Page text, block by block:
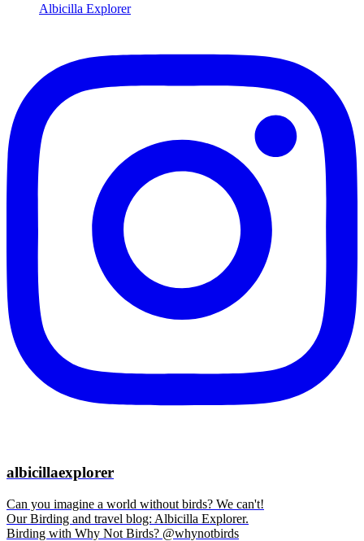
Albicilla Explorer
albicillaexplorer
Can you imagine a world without birds? We can't!
Our Birding and travel blog: Albicilla Explorer.
Birding with Why Not Birds? @whynotbirds